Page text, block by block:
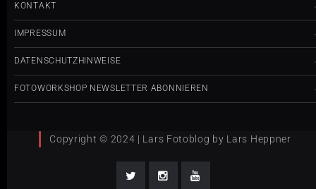
KONTAKT
IMPRESSUM
DATENSCHUTZHINWEISE
FOTOWORKSHOP NEWSLETTER ABONNIEREN
Copyright © 2024 | Lars Fotoblog by Lars Heppner